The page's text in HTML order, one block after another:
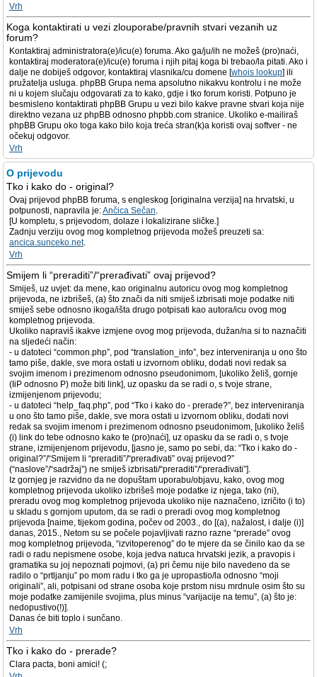
Vrh
Koga kontaktirati u vezi zlouporabe/pravnih stvari vezanih uz
forum?
Kontaktiraj administratora(e)/icu(e) foruma. Ako ga/ju/ih ne možeš (pro)naći,
kontaktiraj moderatora(e)/icu(e) foruma i njih pitaj koga bi trebao/la pitati. Ako i
dalje ne dobiješ odgovor, kontaktiraj vlasnika/cu domene [whois lookup] ili
pružatelja usluga. phpBB Grupa nema apsolutno nikakvu kontrolu i ne može
ni u kojem slučaju odgovarati za to kako, gdje i tko forum koristi. Potpuno je
besmisleno kontaktirati phpBB Grupu u vezi bilo kakve pravne stvari koja nije
direktno vezana uz phpBB odnosno phpbb.com stranice. Ukoliko e-mailiraš
phpBB Grupu oko toga kako bilo koja treća stran(k)a koristi ovaj softver - ne
očekuj odgovor.
Vrh
O prijevodu
Tko i kako do - original?
Ovaj prijevod phpBB foruma, s engleskog [originalna verzija] na hrvatski, u
potpunosti, napravila je:Ančica Sečan.
[U kompletu, s prijevodom, dolaze i lokalizirane sličke.]
Zadnju verziju ovog mog kompletnog prijevoda možeš preuzeti sa:
ancica.sunceko.net.
Vrh
Smijem li “preraditi”/“prerađivati” ovaj prijevod?
Smiješ, uz uvjet: da mene, kao originalnu autoricu ovog mog kompletnog
prijevoda, ne izbrišeš, (a) što znači da niti smiješ izbrisati moje podatke niti
smiješ sebe odnosno ikoga/išta drugo potpisati kao autora/icu ovog mog
kompletnog prijevoda.
Ukoliko napraviš ikakve izmjene ovog mog prijevoda, dužan/na si to naznačiti
na sljedeći način:
- u datoteci “common.php”, pod “translation_info”, bez interveniranja u ono što
tamo piše, dakle, sve mora ostati u izvornom obliku, dodati novi redak sa
svojim imenom i prezimenom odnosno pseudonimom, [ukoliko želiš, gornje
(IiP odnosno P) može biti link], uz opasku da se radi o, s tvoje strane,
izmijenjenom prijevodu;
- u datoteci “help_faq.php”, pod “Tko i kako do - prerade?”, bez interveniranja
u ono što tamo piše, dakle, sve mora ostati u izvornom obliku, dodati novi
redak sa svojim imenom i prezimenom odnosno pseudonimom, [ukoliko želiš
(i) link do tebe odnosno kako te (pro)naći], uz opasku da se radi o, s tvoje
strane, izmijenjenom prijevodu, [jasno je, samo po sebi, da: “Tko i kako do -
original?”/“Smijem li “preraditi”/“prerađivati” ovaj prijevod?”
(“naslove”/“sadržaj”) ne smiješ izbrisati/“preraditi”/“prerađivati”].
Iz gornjeg je razvidno da ne dopuštam uporabu/objavu, kako, ovog mog
kompletnog prijevoda ukoliko izbrišeš moje podatke iz njega, tako (ni),
preradu ovog mog kompletnog prijevoda ukoliko nije naznačeno, izričito (i to)
u skladu s gornjom uputom, da se radi o preradi ovog mog kompletnog
prijevoda [naime, tijekom godina, počev od 2003., do [(a), nažalost, i dalje (i)]
danas, 2015., Netom su se počele pojavljivati razno razne “prerade” ovog
mog kompletnog prijevoda, “izvitoperenog” do te mjere da se činilo kao da se
radi o radu nepismene osobe, koja jedva natuca hrvatski jezik, a pravopis i
gramatika su joj nepoznati pojmovi, (a) pri čemu nije bilo navedeno da se
radilo o “prtljanju” po mom radu i tko ga je upropastio/la odnosno “moji
originali”, ali, potpisani od strane osoba koje prstom nisu mrdnule osim što su
moje podatke zamijenile svojima, plus minus “varijacije na temu”, (a) što je:
nedopustivo(!)].
Danas će biti toplo i sunčano.
Vrh
Tko i kako do - prerade?
Clara pacta, boni amici! (;